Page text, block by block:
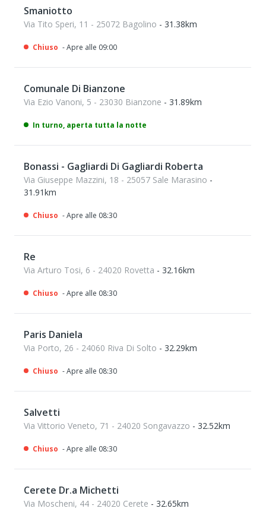
Smaniotto
Via Tito Speri, 11 - 25072 Bagolino - 31.38km
Chiuso - Apre alle 09:00
Comunale Di Bianzone
Via Ezio Vanoni, 5 - 23030 Bianzone - 31.89km
In turno, aperta tutta la notte
Bonassi - Gagliardi Di Gagliardi Roberta
Via Giuseppe Mazzini, 18 - 25057 Sale Marasino -
31.91km
Chiuso - Apre alle 08:30
Re
Via Arturo Tosi, 6 - 24020 Rovetta - 32.16km
Chiuso - Apre alle 08:30
Paris Daniela
Via Porto, 26 - 24060 Riva Di Solto - 32.29km
Chiuso - Apre alle 08:30
Salvetti
Via Vittorio Veneto, 71 - 24020 Songavazzo - 32.52km
Chiuso - Apre alle 08:30
Cerete Dr.a Michetti
Via Moscheni, 44 - 24020 Cerete - 32.65km